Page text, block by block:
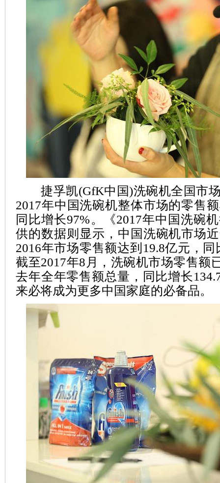
捷孚凯(GfK中国)洗碗机全国市场
2017年中国洗碗机整体市场的零售
同比增长97%。《2017年中国洗碗
供的数据则显示，中国洗碗机市场
2016年市场零售额达到19.8亿元，同
截至2017年8月，洗碗机市场零售额
去年全年零售额总量，同比增长
来必将成为更多中国家庭的必备品。